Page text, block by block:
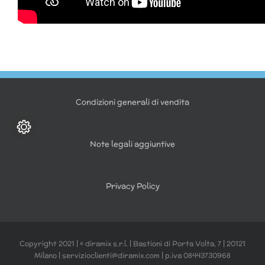
Condizioni generali di vendita
Note legali aggiuntive
Privacy Policy
Copyright 2021 | © diramix s.r.l. | Bastioni di Porta Volta, 7 | 20121
Milano | servizioclienti@diramix.com | p.iva 08443730968